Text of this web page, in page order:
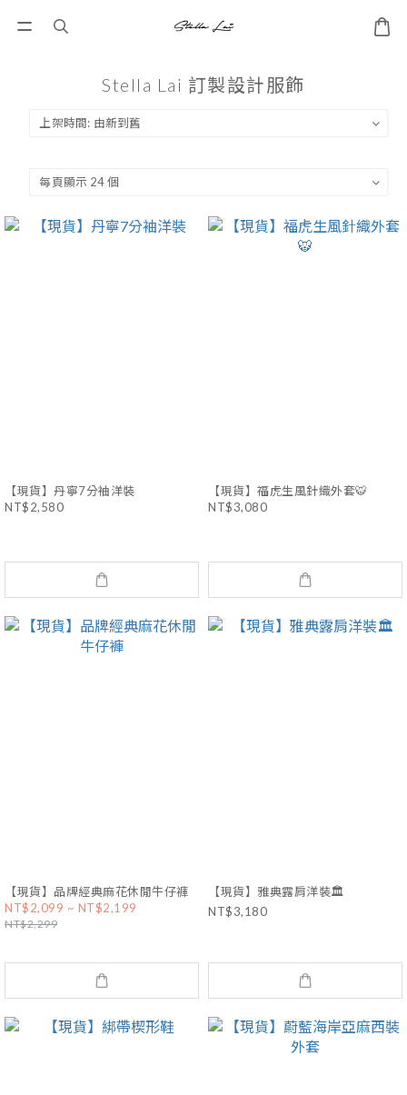
Stella Lai 訂製設計服飾
【現貨】丹寧7分袖洋裝
NT$2,580
【現貨】福虎生風針織外套🐯
NT$3,080
【現貨】品牌經典麻花休閒牛仔褲
NT$2,099 ~ NT$2,199
NT$2,299
【現貨】雅典露肩洋裝🏛️
NT$3,180